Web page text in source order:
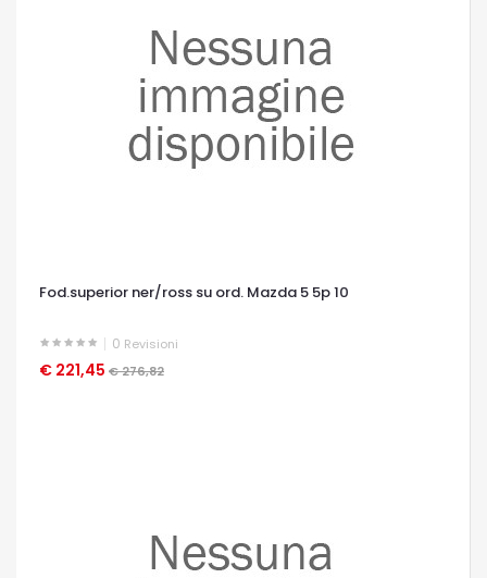
Fod.superior ner/ross su ord. Mazda 5 5p 10
0 Revisioni
€ 221,45 € 276,82
OCCHIATA VELOCE